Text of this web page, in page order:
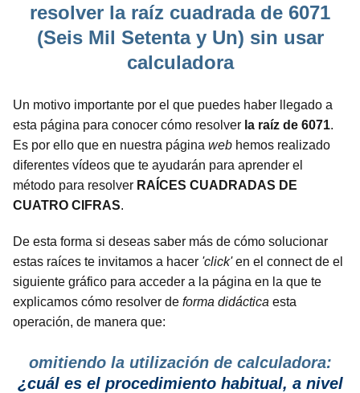
resolver la raíz cuadrada de 6071
(Seis Mil Setenta y Un) sin usar
calculadora
Un motivo importante por el que puedes haber llegado a
esta página para conocer cómo resolver la raíz de 6071.
Es por ello que en nuestra página web hemos realizado
diferentes vídeos que te ayudarán para aprender el
método para resolver RAÍCES CUADRADAS DE
CUATRO CIFRAS.
De esta forma si deseas saber más de cómo solucionar
estas raíces te invitamos a hacer 'click'en el connect de el
siguiente gráfico para acceder a la página en la que te
explicamos cómo resolver de forma didáctica esta
operación, de manera que:
omitiendo la utilización de calculadora:
¿cuál es el procedimiento habitual, a nivel